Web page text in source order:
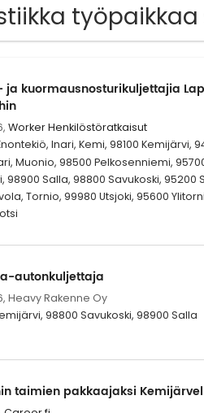
ja kuormausnosturikuljettajia
Worker Henkilöstöratkaisut
Inari, Kemi, 98100 Kemijärvi,
Muonio, 98500 Pelkosenniemi,
98900 Salla, 98800 Savukoski, 95200
Tornio, 99980 Utsjoki, 95600
autonkuljettaja
Heavy Rakenne Oy
98800 Savukoski, 98900 Salla
taimien pakkaajaksi